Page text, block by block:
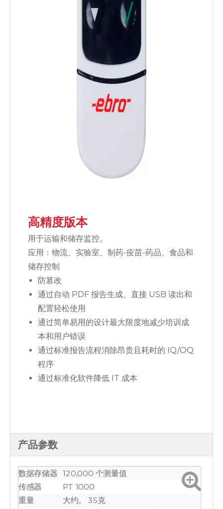
高精度版本
用于运输和储存监控。
应用：物流、实验室、制药-疫苗-药品、食品和
储存控制
防篡改
通过自动 PDF 报告生成、直接 USB 读出和
配置轻松使用
通过简单易用的设计最大限度地减少培训成
本和用户错误
通过标准报告流程消除昂贵且耗时的 IQ/OQ
程序
通过标准化软件降低 IT 成本
产品参数
数据存储器 120,000 个测量值
传感器
PT 1000
重量
大约。 35克